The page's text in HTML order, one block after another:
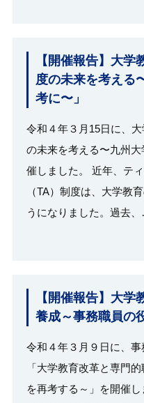
【開催報告】大学
度の未来を考える
考に〜」
令和４年３月15日に、
の未来を考える〜九州
催しました。 近年、テ
（TA）制度は、大学教
うになりました。過去
【開催報告】大
養成～事務職員の
令和４年３月９日に、
「大学教育改革と専門
を再考する～」を開催